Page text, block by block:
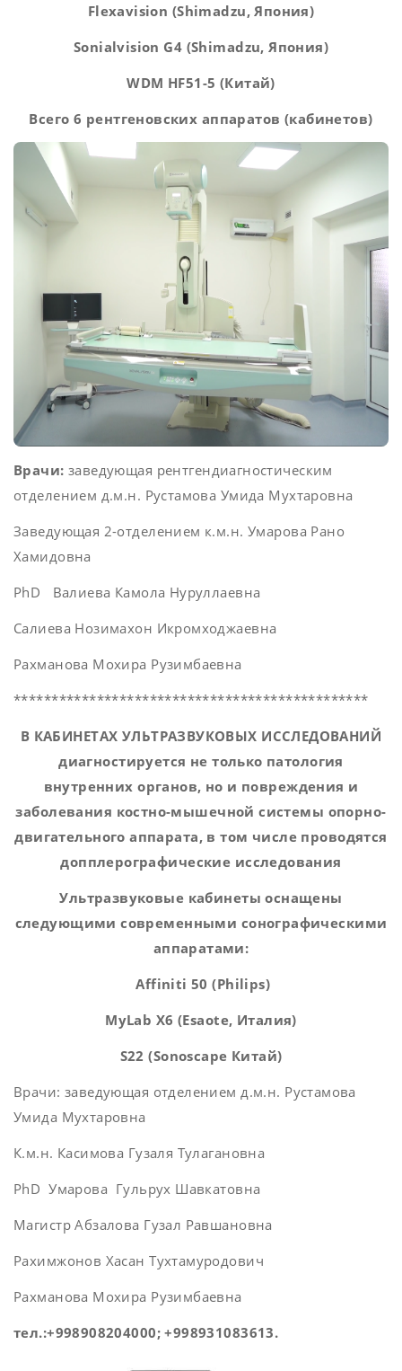
Flexavision (Shimadzu, Япония)
Sonialvision G4 (Shimadzu, Япония)
WDM HF51-5 (Китай)
Всего 6 рентгеновских аппаратов (кабинетов)
Врачи: заведующая рентгендиагностическим
отделением д.м.н. Рустамова Умида Мухтаровна
Заведующая 2-отделением к.м.н. Умарова Рано
Хамидовна
PhD Валиева Камола Нуруллаевна
Салиева Нозимахон Икромходжаевна
Рахманова Мохира Рузимбаевна
***********************************************
В КАБИНЕТАХ УЛЬТРАЗВУКОВЫХ ИССЛЕДОВАНИЙ
диагностируется не только патология
внутренних органов, но и повреждения и
заболевания костно-мышечной системы опорно-
двигательного аппарата, в том числе проводятся
допплерографические исследования
Ультразвуковые кабинеты оснащены
следующими современными сонографическими
аппаратами:
Affiniti 50 (Philips)
MyLab X6 (Esaote, Италия)
S22 (Sonoscape Китай)
Врачи: заведующая отделением д.м.н. Рустамова
Умида Мухтаровна
К.м.н. Касимова Гузаля Тулагановна
PhD Умарова Гульрух Шавкатовна
Магистр Абзалова Гузал Равшановна
Рахимжонов Хасан Тухтамуродович
Рахманова Мохира Рузимбаевна
тел.:+998908204000; +998931083613.